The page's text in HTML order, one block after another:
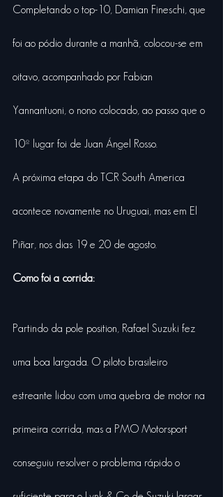
Completando o top-10, Damian Fineschi, que
foi ao pódio durante a manhã, colocou-se em
oitavo, acompanhado por Fabian
Yannantuoni, o nono colocado, ao passo que o
10º lugar foi de Juan Ángel Rosso.
A próxima etapa do TCR South America
acontece novamente no Uruguai, mas em El
Piñar, nos dias 19 e 20 de agosto.
Como foi a corrida:
Partindo da pole position, Rafael Suzuki fez
uma boa largada. O piloto brasileiro
estreante lidou com uma quebra de motor na
primeira corrida, mas a PMO Motorsport
conseguiu resolver o problema rápido o